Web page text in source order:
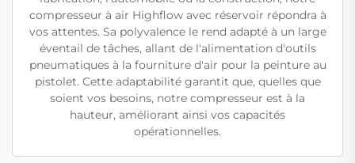
compresseur à air Highflow avec réservoir répondra à
vos attentes. Sa polyvalence le rend adapté à un large
éventail de tâches, allant de l'alimentation d'outils
pneumatiques à la fourniture d'air pour la peinture au
pistolet. Cette adaptabilité garantit que, quelles que
soient vos besoins, notre compresseur est à la
hauteur, améliorant ainsi vos capacités
opérationnelles.